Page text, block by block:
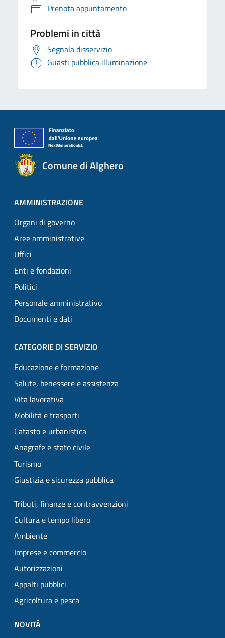
Prenota appuntamento
Problemi in città
Segnala disservizio
Guasti pubblica illuminazione
Comune di Alghero
AMMINISTRAZIONE
Organi di governo
Aree amministrative
Uffici
Enti e fondazioni
Politici
Personale amministrativo
Documenti e dati
CATEGORIE DI SERVIZIO
Educazione e formazione
Salute, benessere e assistenza
Vita lavorativa
Mobilità e trasporti
Catasto e urbanistica
Anagrafe e stato civile
Turismo
Giustizia e sicurezza pubblica
Tributi, finanze e contravvenzioni
Cultura e tempo libero
Ambiente
Imprese e commercio
Autorizzazioni
Appalti pubblici
Agricoltura e pesca
NOVITÀ